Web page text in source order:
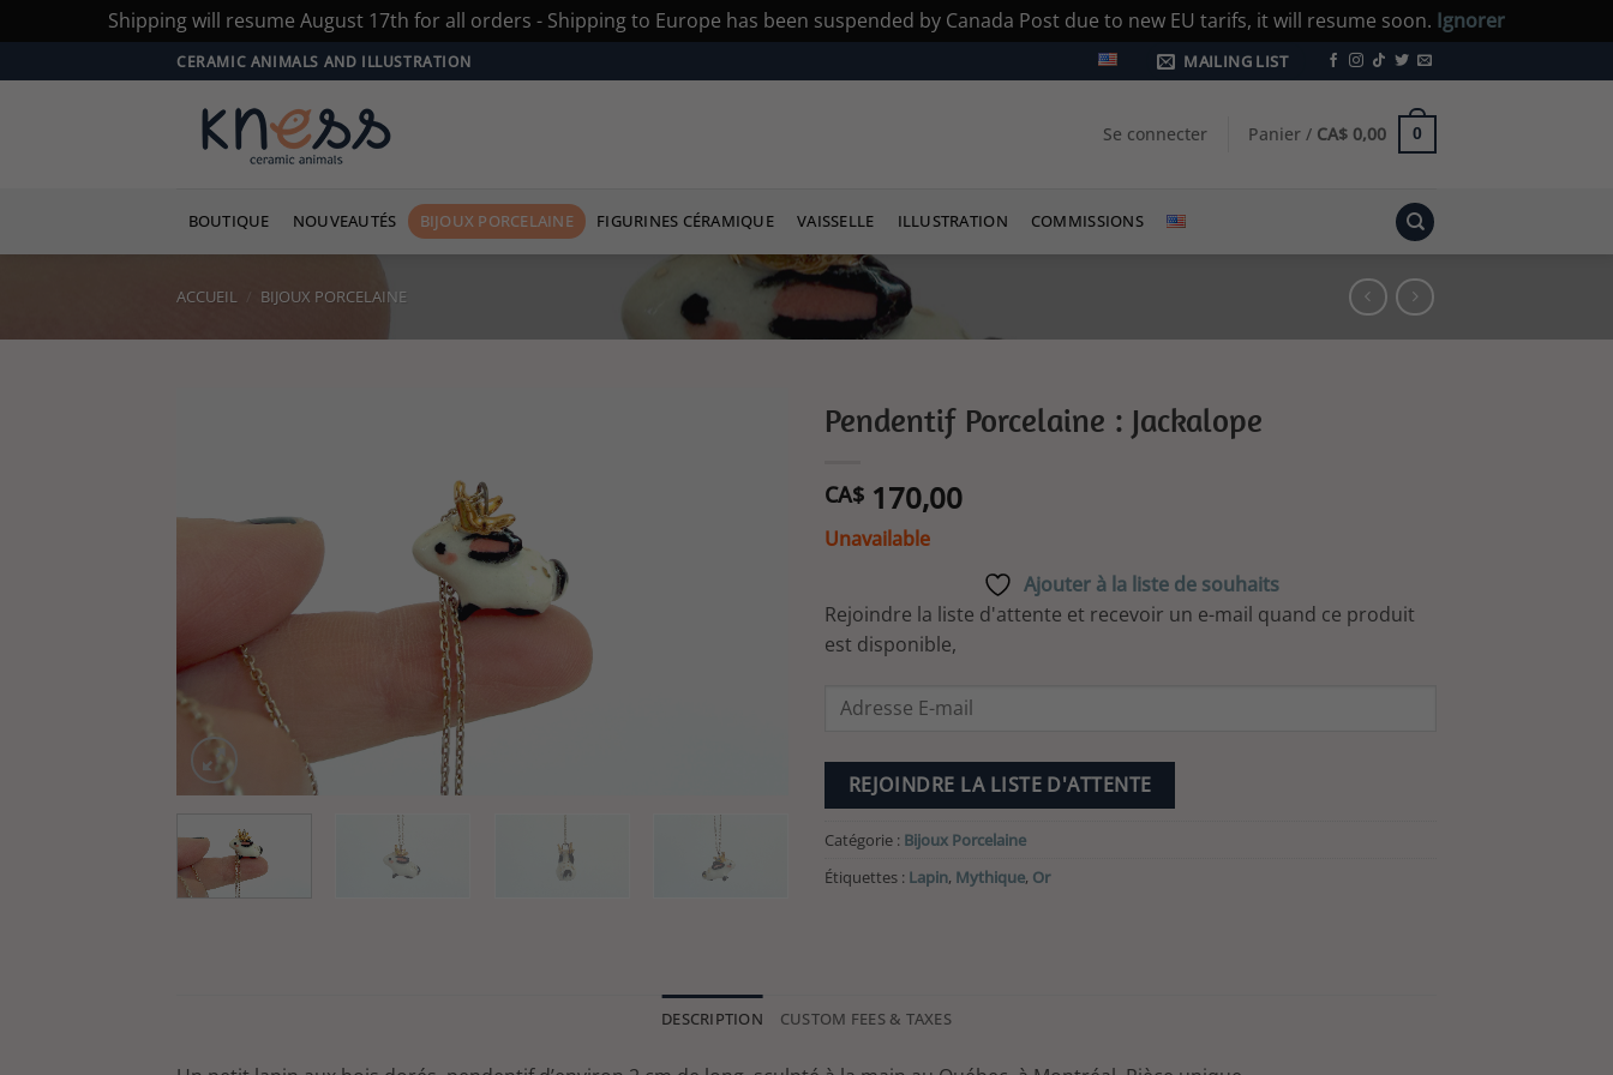
Shipping will resume August 17th for all orders - Shipping to Europe has been suspended by Canada Post due to new EU tarifs, it will resume soon. Ignorer
au
CERAMIC ANIMALS AND ILLUSTRATION MAILING LIST
Se connecter Panier / CA$ 0,00 0
BOUTIQUE NOUVEAUTÉS BIJOUX PORCELAINE FIGURINES CÉRAMIQUE VAISSELLE ILLUSTRATION COMMISSIONS
ACCUEIL BIJOUX PORCELAINE
Pendentif Porcelaine : Jackalope
CA$ 170,00
Unavailable
Ajouter à la liste de souhaits
Rejoindre la liste d'attente et recevoir un e-mail quand ce produit
est disponible,
Enter
address
to
join
the
waitlist
REJOINDRE LA LISTE D'ATTENTE
Catégorie : Bijoux Porcelaine
Étiquettes : Lapin, Mythique, Or
DESCRIPTION CUSTOM FEES & TAXES